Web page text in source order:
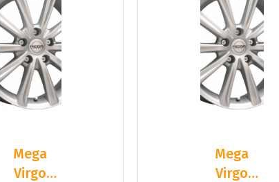
Mega
Virgo
Mega
Virgo